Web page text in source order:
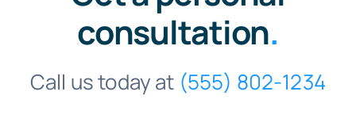
consultation.
Call us today at (555) 802-1234